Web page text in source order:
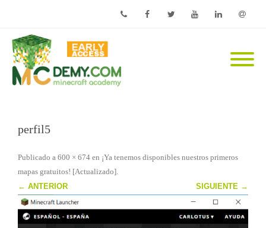
perfil5
Publicado a 600 × 674 en ¡Ya tenemos disponibles nuestros primeros
mapas gratuitos! [Actualizado]
← ANTERIOR
SIGUIENTE →